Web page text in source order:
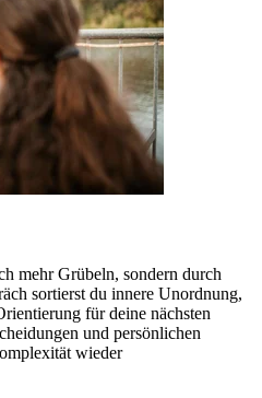
mehr Grübeln, sondern durch
sortierst du innere Unordnung,
für deine nächsten
und persönlichen
wieder